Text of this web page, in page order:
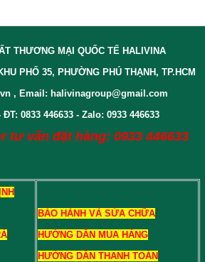
THƯƠNG MẠI QUỐC TẾ HALIVINA
PHỐ 35, PHƯỜNG PHÚ THẠNH, TP.HCM
, Email: halivinagroup@gmail.com
0833 446633 - Zalo: 0933 446633
tư vấn đặt hàng: 0933 446633
BẢO HÀNH VÀ SỬA CHỮA
HƯỚNG DẪN MUA HÀNG
HƯỚNG DẪN THANH TOÁN